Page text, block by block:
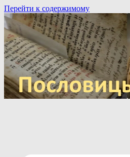
Перейти к содержимому